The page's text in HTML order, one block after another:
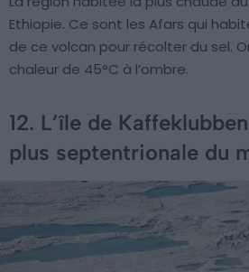
Ethiopie. Ce sont les Afars qui
de ce volcan pour récolter du sel.
chaleur de 45°C à l’ombre.
12. L’île de
plus septentrionale du